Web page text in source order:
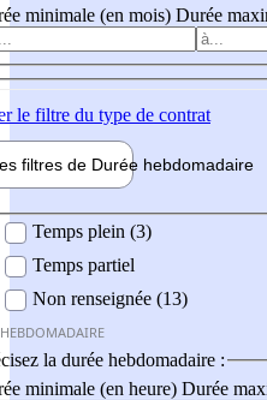
minimale (en mois) Durée
le filtre du type de contrat
filtres de Durée hebdomadaire
Temps plein (3)
Temps partiel
Non renseignée (13)
la durée hebdomadaire :
minimale (en heure) Durée